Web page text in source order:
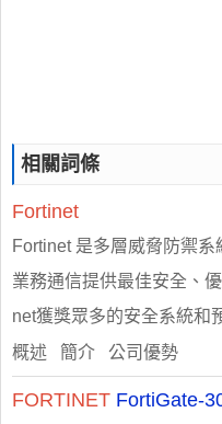
相關詞條
Fortinet
Fortinet 是多層威脅防禦
業務通信提供最佳安全、
net獲獎眾多的安全系統和
概述 簡介 公司優勢
FORTINET FortiGate-